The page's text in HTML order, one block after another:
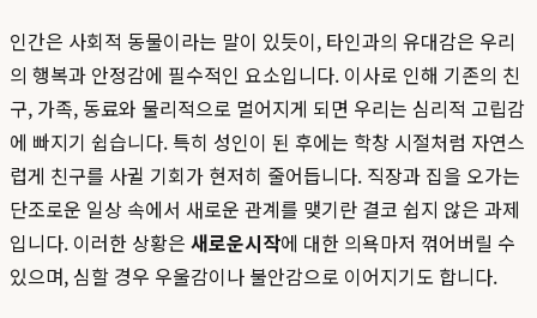
인간은 사회적 동물이라는 말이 있듯이, 타인과의 유대감은 우리
의 행복과 안정감에 필수적인 요소입니다. 이사로 인해 기존의 친
구, 가족, 동료와 물리적으로 멀어지게 되면 우리는 심리적 고립감
에 빠지기 쉽습니다. 특히 성인이 된 후에는 학창 시절처럼 자연스
럽게 친구를 사귈 기회가 현저히 줄어듭니다. 직장과 집을 오가는
단조로운 일상 속에서 새로운 관계를 맺기란 결코 쉽지 않은 과제
입니다. 이러한 상황은 새로운시작에 대한 의욕마저 꺾어버릴 수
있으며, 심할 경우 우울감이나 불안감으로 이어지기도 합니다.